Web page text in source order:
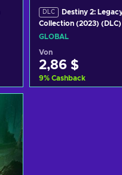
DLC
Destiny 2:
Collection (2023) (DLC)
Steam Key GLOBAL
GLOBAL
Von
2,86 $
9% Cashback